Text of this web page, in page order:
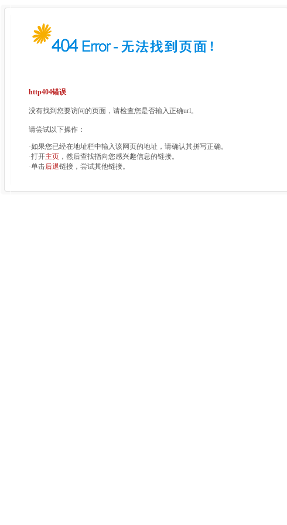
http404错误
没有找到您要访问的页面，请检查您是否输入正确url。
请尝试以下操作：
·如果您已经在地址栏中输入该网页的地址，请确认其拼写正确。
·打开主页 ，然后查找指向您感兴趣信息的链接。
·单击后退链接，尝试其他链接。